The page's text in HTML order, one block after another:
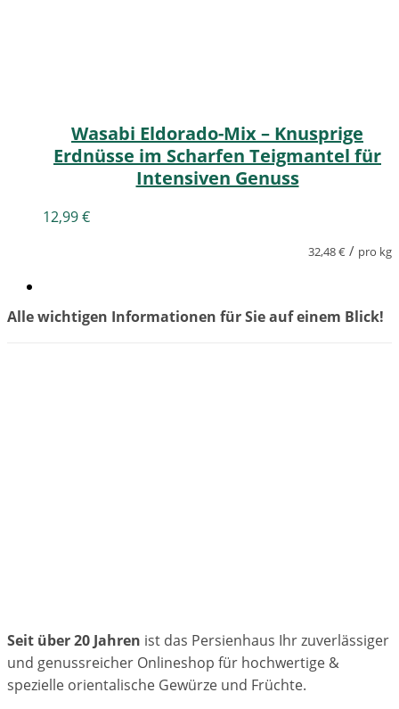
Wasabi Eldorado-Mix – Knusprige
Erdnüsse im Scharfen Teigmantel für
Intensiven Genuss
12,99€
32,48€ / pro kg
Alle wichtigen Informationen für Sie auf einem Blick!
Seit über 20 Jahren ist das Persienhaus Ihr zuverlässiger
und genussreicher Onlineshop für hochwertige &
spezielle orientalische Gewürze und Früchte.